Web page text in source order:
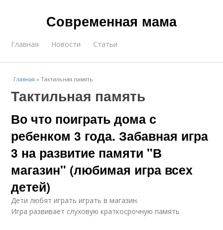
Современная мама
Главная Новости Статьи
Главная »Тактильная память
Тактильная память
Во что поиграть дома с
ребенком 3 года. Забавная игра
3 на развитие памяти "В
магазин" (любимая игра всех
детей)
Дети любят играть играть в магазин.
Игра развивает слуховую краткосрочную память